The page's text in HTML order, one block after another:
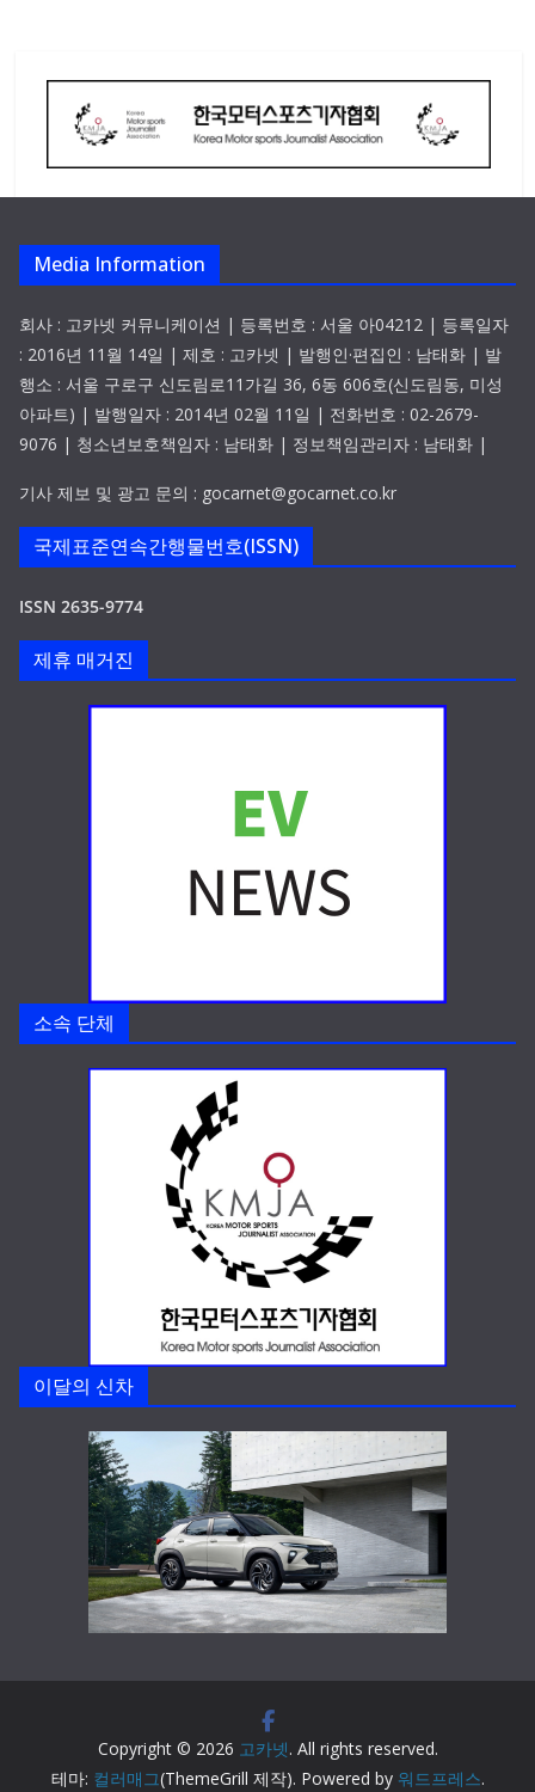
Media Information
회사 : 고카넷 커뮤니케이션 | 등록번호 : 서울 아04212 | 등록일자
: 2016년 11월 14일 | 제호 : 고카넷 | 발행인·편집인 : 남태화 | 발
행소 : 서울 구로구 신도림로11가길 36, 6동 606호(신도림동, 미성
아파트) | 발행일자 : 2014년 02월 11일 | 전화번호 : 02-2679-
9076 | 청소년보호책임자 : 남태화 | 정보책임관리자 : 남태화 |
기사 제보 및 광고 문의 : gocarnet@gocarnet.co.kr
국제표준연속간행물번호(ISSN)
ISSN 2635-9774
제휴 매거진
소속 단체
이달의 신차
Copyright © 2026 고카넷. All rights reserved.
테마: 컬러매그(ThemeGrill 제작). Powered by 워드프레스.